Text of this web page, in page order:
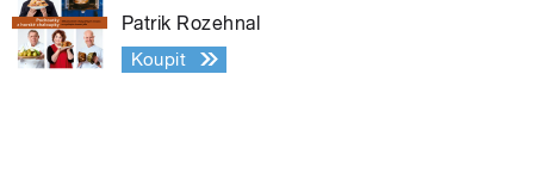
Patrik Rozehnal
Koupit